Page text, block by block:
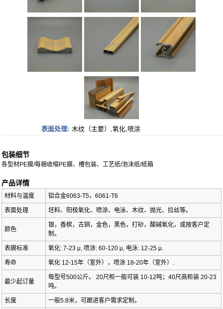
表面处理: 木纹（主要）,氧化,喷涂
包装细节
各型材PE膜/每捆收缩PE膜、槽包装、工艺纸/泡沫纸/纸箱
产品详情
材料与温度 铝合金6063-T5，6061-T6
表面处理 坯料、阳极氧化、喷涂、电泳、木纹、抛光、拉丝等。
颜色
银，香槟，古铜，金色，黑色，打砂，酸碱氧化，或按客户定
制。
表膜标准 氧化: 7-23 μ, 喷涂: 60-120 μ, 电泳: 12-25 μ.
寿命 氧化 12-15年（室外），喷涂 18-20年（室外）.
最少起订量
每型号500公斤。 20尺柜一般可装 10-12吨；40尺高柜装 20-23
吨。
长度 一般5.8米，可跟进客户需求定制。